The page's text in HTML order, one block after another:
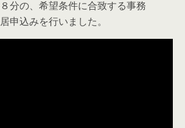
分の、希望条件に合致する事務
申込みを行いました。